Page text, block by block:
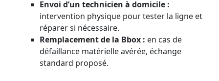
Envoi d’un technicien à domicile :
intervention physique pour tester la ligne et
réparer si nécessaire.
Remplacement de la Bbox : en cas de
défaillance matérielle avérée, échange
standard proposé.